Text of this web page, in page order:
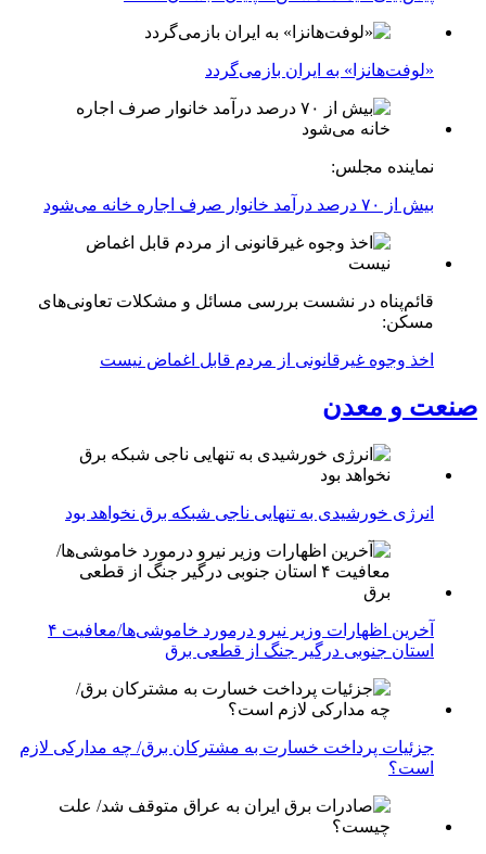
«لوفت‌هانزا» به ایران بازمی‌گردد
نماینده مجلس:
بیش از ۷۰ درصد درآمد خانوار صرف اجاره خانه می‌شود
قائم‌پناه در نشست بررسی مسائل و مشکلات تعاونی‌های
مسکن:
اخذ وجوه غیرقانونی از مردم قابل اغماض نیست
صنعت و معدن
انرژی خورشیدی به تنهایی ناجی شبکه برق نخواهد بود
آخرین اظهارات وزیر نیرو درمورد خاموشی‌ها/معافیت ۴
استان جنوبی درگیر جنگ از قطعی برق
جزئیات پرداخت خسارت به مشترکان برق/ چه مدارکی لازم
است؟